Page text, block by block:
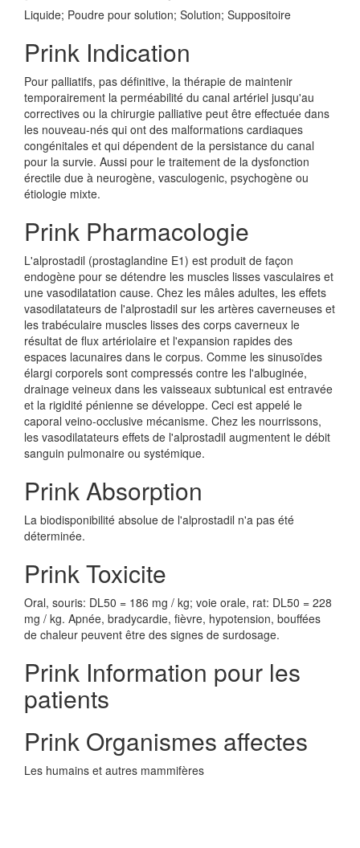
Liquide; Poudre pour solution; Solution; Suppositoire
Prink Indication
Pour palliatifs, pas définitive, la thérapie de maintenir
temporairement la perméabilité du canal artériel jusqu'au
correctives ou la chirurgie palliative peut être effectuée dans
les nouveau-nés qui ont des malformations cardiaques
congénitales et qui dépendent de la persistance du canal
pour la survie. Aussi pour le traitement de la dysfonction
érectile due à neurogène, vasculogenic, psychogène ou
étiologie mixte.
Prink Pharmacologie
L'alprostadil (prostaglandine E1) est produit de façon
endogène pour se détendre les muscles lisses vasculaires et
une vasodilatation cause. Chez les mâles adultes, les effets
vasodilatateurs de l'alprostadil sur les artères caverneuses et
les trabéculaire muscles lisses des corps caverneux le
résultat de flux artériolaire et l'expansion rapides des
espaces lacunaires dans le corpus. Comme les sinusoïdes
élargi corporels sont compressés contre les l'albuginée,
drainage veineux dans les vaisseaux subtunical est entravée
et la rigidité pénienne se développe. Ceci est appelé le
caporal veino-occlusive mécanisme. Chez les nourrissons,
les vasodilatateurs effets de l'alprostadil augmentent le débit
sanguin pulmonaire ou systémique.
Prink Absorption
La biodisponibilité absolue de l'alprostadil n'a pas été
déterminée.
Prink Toxicite
Oral, souris: DL50 = 186 mg / kg; voie orale, rat: DL50 = 228
mg / kg. Apnée, bradycardie, fièvre, hypotension, bouffées
de chaleur peuvent être des signes de surdosage.
Prink Information pour les
patients
Prink Organismes affectes
Les humains et autres mammifères